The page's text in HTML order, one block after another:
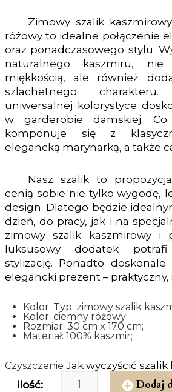
Zimowy szalik
różowy to idealne połączenie
oraz ponadczasowego stylu.
naturalnego kaszmiru,
miękkością, ale również
szlachetnego
uniwersalnej kolorystyce
w garderobie damskiej. Co
komponuje się z
elegancką marynarką, a także
Nasz szalik to
cenią sobie nie tylko wygodę,
design. Dlatego będzie
dzień, do pracy, jak i na
zimowy szalik kaszmirowy i
luksusowy dodatek
stylizację. Ponadto
elegancki prezent – praktyczny,
Kolor: Typ: zimowy szalik
Kolor: ciemny różowy;
Rozmiar: 30 cm x 170 cm;
Materiał: 100% kaszmir;
Czyszczenie Jak wyczyścić
ilość:
Dodaj